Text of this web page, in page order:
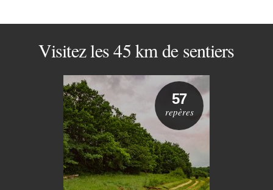
Visitez les 45 km de sentiers
57
repères